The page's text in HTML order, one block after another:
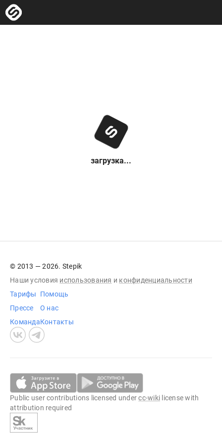
загрузка...
© 2013 — 2026. Stepik
Наши условия использования и конфиденциальности
Тарифы
Прессе
Команда
Помощь
О нас
Контакты
Public user contributions licensed undercc-wiki license with
attribution required